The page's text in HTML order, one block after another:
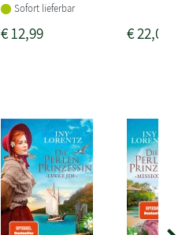
Sofort lieferbar
€12,99 €22,00